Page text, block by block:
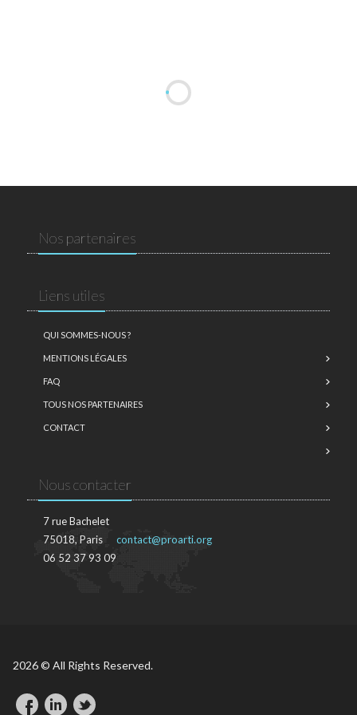
Nos partenaires
Liens utiles
QUI SOMMES-NOUS ?
MENTIONS LÉGALES
FAQ
TOUS NOS PARTENAIRES
CONTACT
Nous contacter
7 rue Bachelet
75018, Paris
06 52 37 93 09
contact@proarti.org
2026 © All Rights Reserved.